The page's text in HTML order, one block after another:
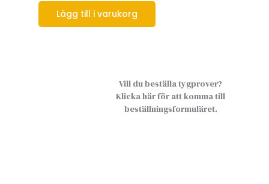
Lägg till i varukorg
Vill du beställa tygprover?
Klicka här för att komma till
beställningsformuläret.